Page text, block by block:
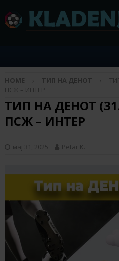
HOME ТИП НА ДЕНОТ
ПСЖ – ИНТЕР
ТИП НА ДЕНОТ
ПСЖ – ИНТЕР
мај 31, 2025 Petar K.